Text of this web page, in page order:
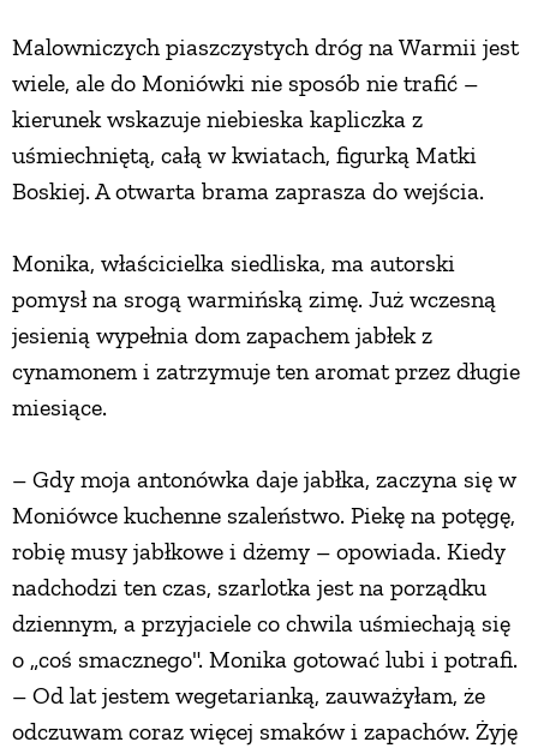
Malowniczych piaszczystych dróg na Warmii jest
wiele, ale do Moniówki nie sposób nie trafić –
kierunek wskazuje niebieska kapliczka z
uśmiechniętą, całą w kwiatach, figurką Matki
Boskiej. A otwarta brama zaprasza do wejścia.
Monika, właścicielka siedliska, ma autorski
pomysł na srogą warmińską zimę. Już wczesną
jesienią wypełnia dom zapachem jabłek z
cynamonem i zatrzymuje ten aromat przez długie
miesiące.
– Gdy moja antonówka daje jabłka, zaczyna się w
Moniówce kuchenne szaleństwo. Piekę na potęgę,
robię musy jabłkowe i dżemy – opowiada. Kiedy
nadchodzi ten czas, szarlotka jest na porządku
dziennym, a przyjaciele co chwila uśmiechają się
o „coś smacznego". Monika gotować lubi i potrafi.
– Od lat jestem wegetarianką, zauważyłam, że
odczuwam coraz więcej smaków i zapachów. Żyję
ZWIERZĘTA DOMOWE
ZWIERZĘTA W NATURZE
KRAJOBRAZ
RĘKODZIEŁO
ZWYCZAJE
ZRÓB TO SAM
PRZEPISY